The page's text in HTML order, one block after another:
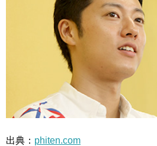
出典： phiten.com